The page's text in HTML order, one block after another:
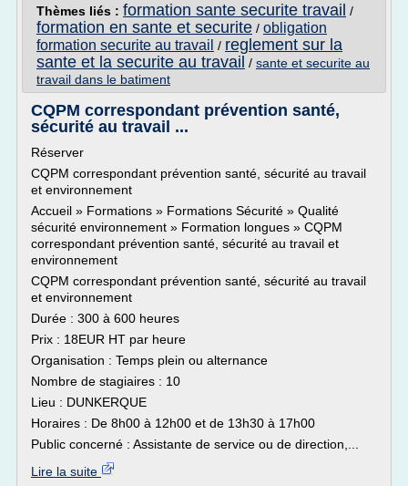
Thèmes liés : formation sante securite travail /
formation en sante et securite / obligation
formation securite au travail / reglement sur la
sante et la securite au travail / sante et securite au
travail dans le batiment
CQPM correspondant prévention santé,
sécurité au travail ...
Réserver
CQPM correspondant prévention santé, sécurité au travail
et environnement
Accueil » Formations » Formations Sécurité » Qualité
sécurité environnement » Formation longues » CQPM
correspondant prévention santé, sécurité au travail et
environnement
CQPM correspondant prévention santé, sécurité au travail
et environnement
Durée : 300 à 600 heures
Prix : 18EUR HT par heure
Organisation : Temps plein ou alternance
Nombre de stagiaires : 10
Lieu : DUNKERQUE
Horaires : De 8h00 à 12h00 et de 13h30 à 17h00
Public concerné : Assistante de service ou de direction,...
Lire la suite